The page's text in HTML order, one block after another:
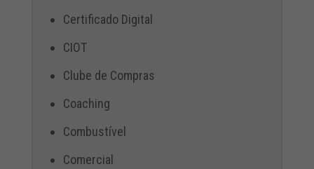
Certificado Digital
CIOT
Clube de Compras
Coaching
Combustível
Comercial